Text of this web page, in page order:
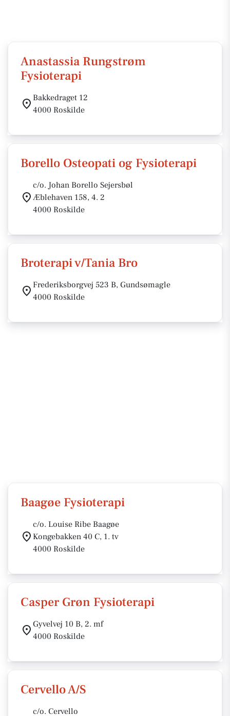
Anastassia Rungstrøm
Fysioterapi
Bakkedraget 12
4000 Roskilde
Borello Osteopati og Fysioterapi
c/o. Johan Borello Sejersbøl
Æblehaven 158, 4. 2
4000 Roskilde
Broterapi v/Tania Bro
Frederiksborgvej 523 B, Gundsømagle
4000 Roskilde
Baagøe Fysioterapi
c/o. Louise Ribe Baagøe
Kongebakken 40 C, 1. tv
4000 Roskilde
Casper Grøn Fysioterapi
Gyvelvej 10 B, 2. mf
4000 Roskilde
Cervello A/S
c/o. Cervello